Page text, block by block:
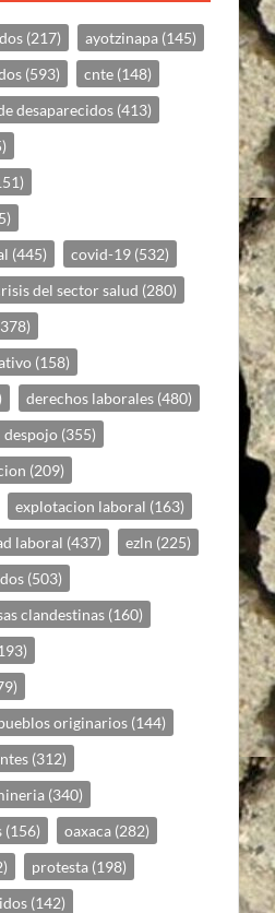
(217) ayotzinapa (145)
(593) cnte (148)
desaparecidos (413)
(445) covid-19 (532)
del sector salud (280)
(158)
derechos laborales (480)
despojo (355)
(209)
explotacion laboral (163)
laboral (437) ezln (225)
(503)
clandestinas (160)
originarios (144)
(312)
(340)
(156) oaxaca (282)
protesta (198)
(142)